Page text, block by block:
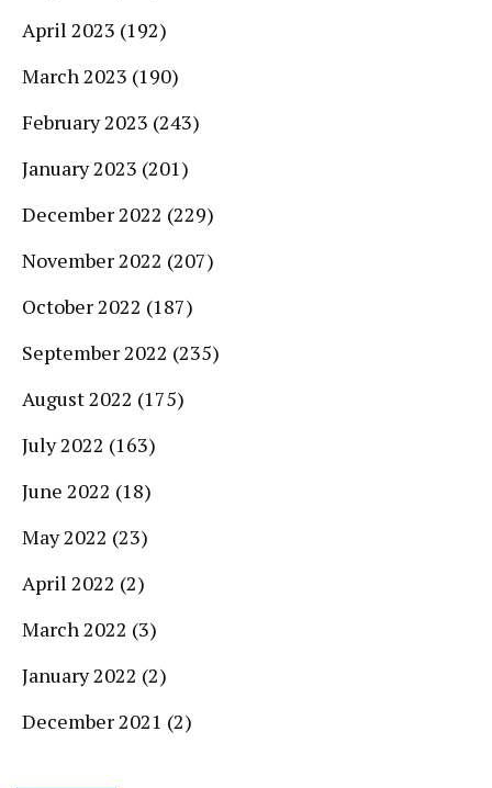
April 2023 (192)
March 2023 (190)
February 2023 (243)
January 2023 (201)
December 2022 (229)
November 2022 (207)
October 2022 (187)
September 2022 (235)
August 2022 (175)
July 2022 (163)
June 2022 (18)
May 2022 (23)
April 2022 (2)
March 2022 (3)
January 2022 (2)
December 2021 (2)